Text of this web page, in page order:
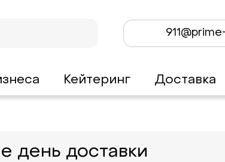
Кейтеринг Доставка
день доставки